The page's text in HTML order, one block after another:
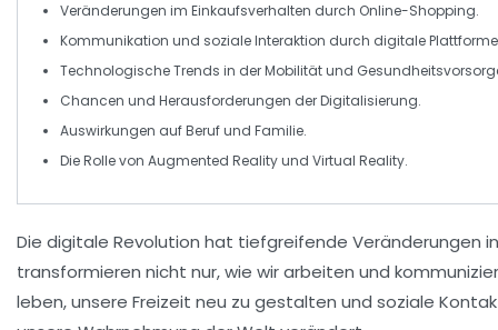
Veränderungen im Einkaufsverhalten durch Online-Shopping.
Kommunikation und soziale Interaktion durch digitale
TechnologischeTrends in der Mobilität und
Chancen und Herausforderungen derDigitalisierung.
Auswirkungen aufBeruf und Familie.
Die Rolle von Augmented Realityund Virtual Reality.
Die digitale Revolution hat tiefgreifende Veränderungen
transformieren nicht nur, wie wir arbeiten und
leben, unsere Freizeit neu zu gestalten und soziale